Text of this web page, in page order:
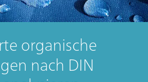
organische
nach DIN